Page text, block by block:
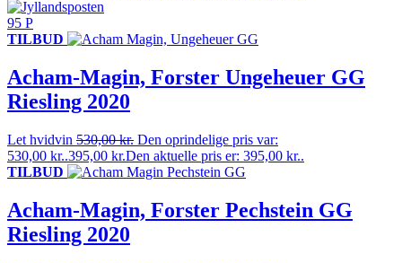
95 P
TILBUD
Acham-Magin, Forster Ungeheuer GG
Riesling 2020
Let hvidvin 530,00kr. Den oprindelige pris var:
530,00 kr..395,00 kr.Den aktuelle pris er: 395,00 kr..
TILBUD
Acham-Magin, Forster Pechstein GG
Riesling 2020